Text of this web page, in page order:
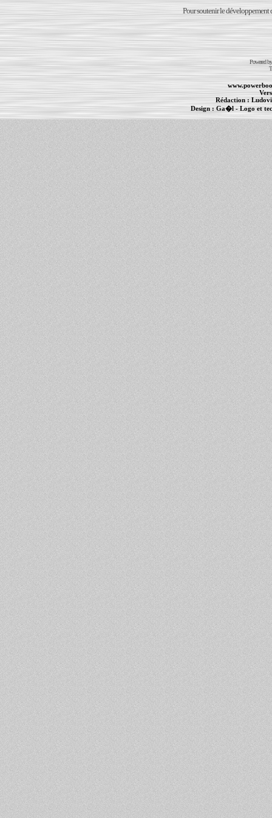
Pour soutenir le développement
Powered
Rédaction :
Design :Ga�l- Logo et
PowerBook